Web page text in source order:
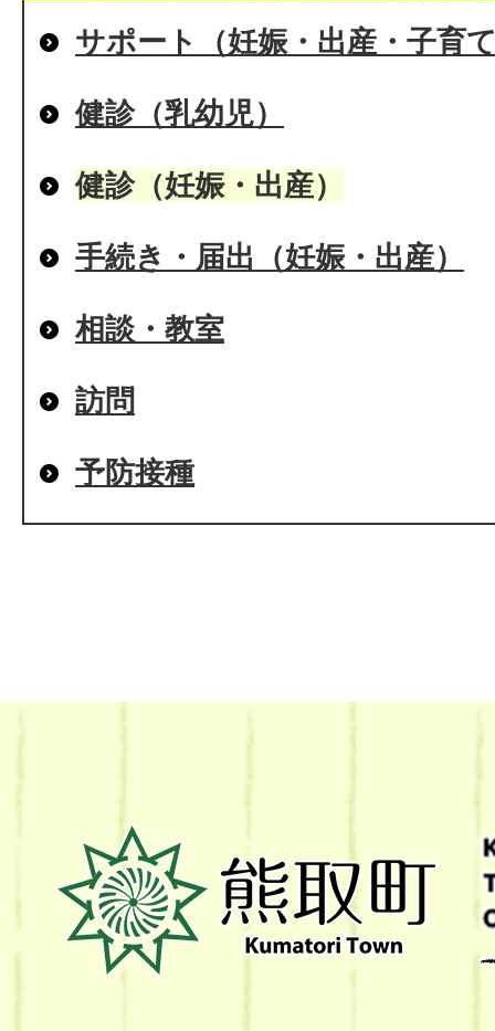
サポート（妊娠・出産・子育
健診（乳幼児）
健診（妊娠・出産）
手続き・届出（妊娠・出産）
相談・教室
訪問
予防接種
熊
取
町
Kumatori